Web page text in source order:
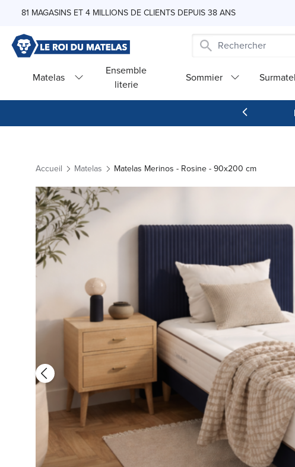
Skip to Content
81 MAGASINS ET 4 MILLIONS DE CLIENTS DEPUIS 38 ANS
Matelas
Ensemble
literie
Sommier
Accueil Matelas Matelas Merinos - Rosine - 90x200 cm